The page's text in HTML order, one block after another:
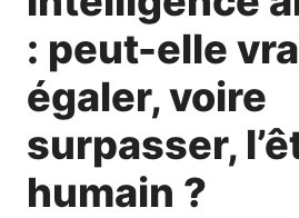
: peut-elle
égaler, voire
surpasser,
humain ?